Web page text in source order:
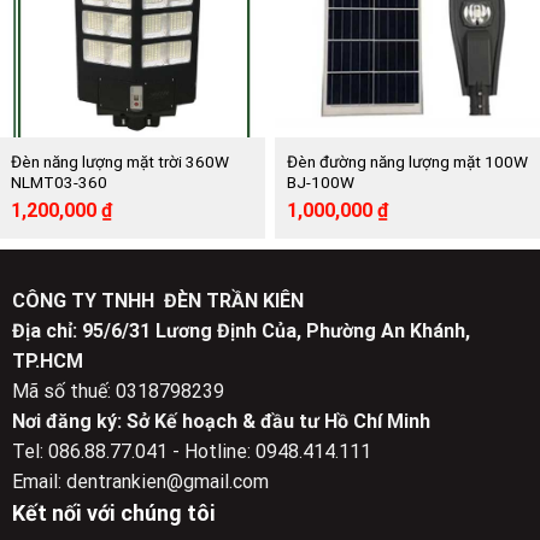
Đèn năng lượng mặt trời 360W
NLMT03-360
Giá
gốc
là:
1,200,000 ₫Giá
hiện
tại
1,200,000 ₫.
Đèn đường năng lượng mặt 100W
BJ-100W
Giá
gốc
là:
1,000,000 ₫Giá
hiện
tại
CÔNG TY TNHH ĐÈN TRẦN KIÊN
Địa chỉ: 95/6/31 Lương Định Của, Phường An Khánh,
TP.HCM
Mã số thuế: 0318798239
Nơi đăng ký: Sở Kế hoạch & đầu tư Hồ Chí Minh
Tel: 086.88.77.041 - Hotline: 0948.414.111
Email: dentrankien@gmail.com
Kết nối với chúng tôi